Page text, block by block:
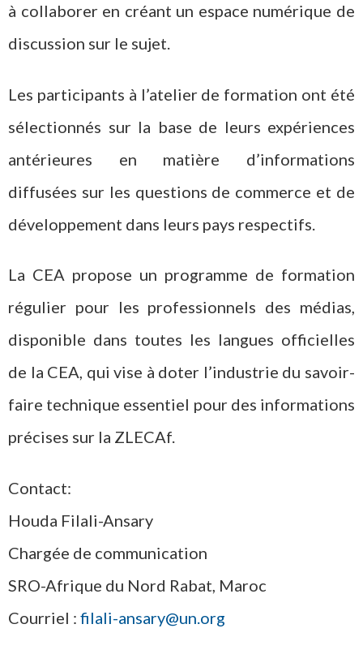
à collaborer en créant un espace numérique de
discussion sur le sujet.
Les participants à l’atelier de formation ont été
sélectionnés sur la base de leurs expériences
antérieures en matière d’informations
diffusées sur les questions de commerce et de
développement dans leurs pays respectifs.
La CEA propose un programme de formation
régulier pour les professionnels des médias,
disponible dans toutes les langues officielles
de la CEA, qui vise à doter l’industrie du savoir-
faire technique essentiel pour des informations
précises sur la ZLECAf.
Contact:
Houda Filali-Ansary
Chargée de communication
SRO-Afrique du Nord Rabat, Maroc
Courriel : filali-ansary@un.org